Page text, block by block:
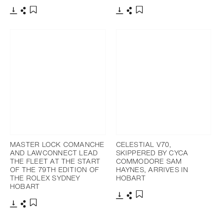
MASTER LOCK COMANCHE
AND LAWCONNECT LEAD
THE FLEET AT THE START
OF THE 79TH EDITION OF
THE ROLEX SYDNEY
HOBART
CELESTIAL V70,
SKIPPERED BY CYCA
COMMODORE SAM
HAYNES, ARRIVES IN
HOBART